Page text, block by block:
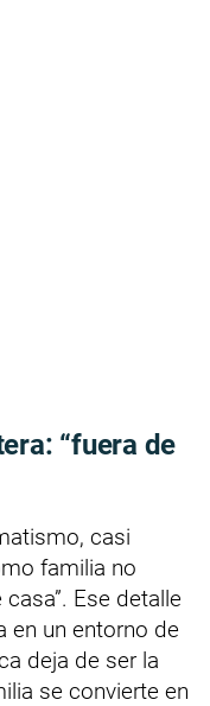
“fuera de
casi
familia no
Ese detalle
en un entorno de
deja de ser la
se convierte en